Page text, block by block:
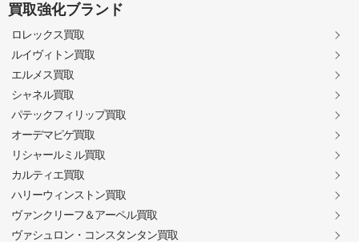
買取強化ブランド
ロレックス買取
ルイヴィトン買取
エルメス買取
シャネル買取
パテックフィリップ買取
オーデマピゲ買取
リシャールミル買取
カルティエ買取
ハリーウィンストン買取
ヴァンクリーフ＆アーペル買取
ヴァシュロン・コンスタンタン買取